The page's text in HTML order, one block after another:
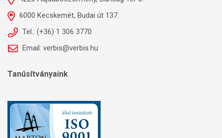
6000 Kecskemét, Budai út 137.
Tel.: (+36) 1 306 3770
Email: verbis@verbis.hu
Tanúsítványaink